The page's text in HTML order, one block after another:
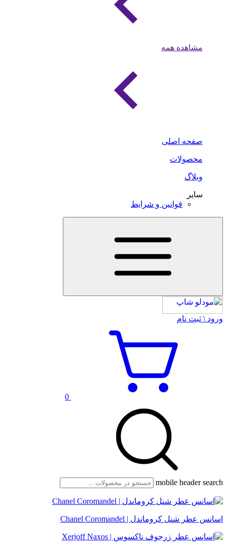
مشاهده همه
صفحه اصلی
محصولات
وبلاگ
سایر
قوانین و شرایط
ورود \ ثبت نام
0
mobile header search
اسانس عطر شنل کروماندل | Chanel Coromandel